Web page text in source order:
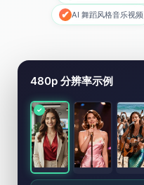
✔ AI 舞蹈风格音乐视频
AI 音乐视频生成
480p 分辨率示例